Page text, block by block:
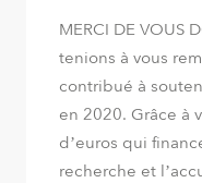
MERCI DE VOUS
tenions à vous
contribué à
en 2020. Grâce à
d’euros qui
recherche et